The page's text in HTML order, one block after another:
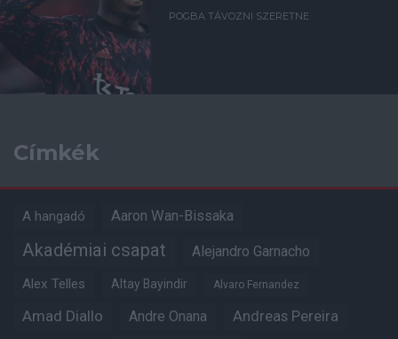
POGBA TÁVOZNI SZERETNE
Címkék
A hangadó Aaron Wan-Bissaka
Akadémiai csapat Alejandro Garnacho
Alex Telles Altay Bayindir Alvaro Fernandez
Amad Diallo Andre Onana Andreas Pereira